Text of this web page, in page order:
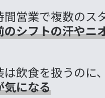
営業で複数のス
のシフトの汗やニ
飲食を扱うのに、
気になる